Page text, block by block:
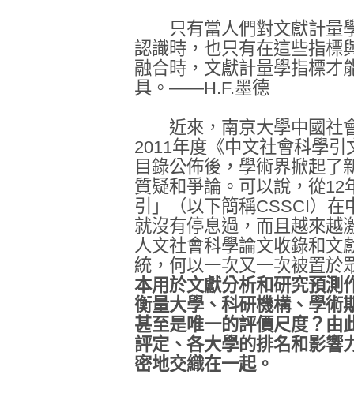
只有當人們對文獻計量
認識時，也只有在這些指標
融合時，文獻計量學指標才
具。——H.F.墨德
近來，南京大學中國社
2011年度《中文社會科學
目錄公佈後，學術界掀起了
質疑和爭論。可以說，從12
引」（以下簡稱CSSCI）在
就沒有停息過，而且越來越
人文社會科學論文收錄和文
統，何以一次又一次被置於
本用於文獻分析和研究預測
衡量大學、科研機構、學術
甚至是唯一的評價尺度？由
評定、各大學的排名和影響
密地交織在一起。